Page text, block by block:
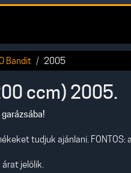
Bandit 2005
ccm) 2005.
tudjuk ajánlani. FONTOS:
jelölik.